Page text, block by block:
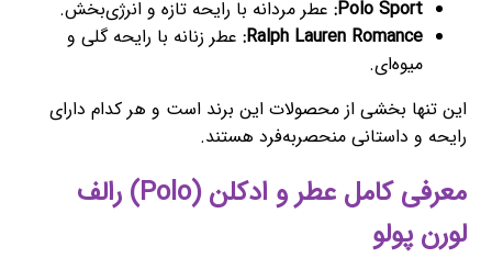
Polo Sport: عطر مردانه با رایحه تازه و انرژی‌بخش.
Ralph Lauren Romance: عطر زنانه با رایحه گلی و
میوه‌ای.
این تنها بخشی از محصولات این برند است و هر کدام دارای
رایحه و داستانی منحصربه‌فرد هستند.
معرفی کامل عطر و ادکلن (Polo) رالف
لورن پولو